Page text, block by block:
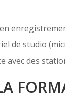
de studio
avec des